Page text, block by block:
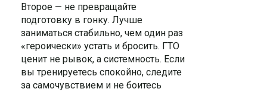
Второе — не превращайте
подготовку в гонку. Лучше
заниматься стабильно, чем один раз
«героически» устать и бросить. ГТО
ценит не рывок, а системность. Если
вы тренируетесь спокойно, следите
за самочувствием и не боитесь